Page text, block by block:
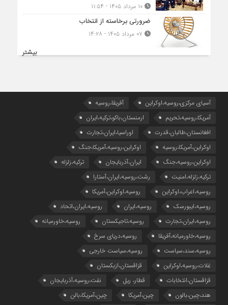
۱۰ مرداد ۱۴۰۵ - ۱۱:۵۴
ضرورتی برخاسته از انتخاب
بیشتر
آسیای مرکزی،روسیه،اوکراین
آفریقا،روسیه
آمریکا،روسیه،تحریم
ارمنستان،باکو،ترکیه،ایران
افغانستان،طالبان،قدرت
اوراسیا،ایران،تجارت
اوکراین،آمریکا،روسیه
اوکراین،روسیه،آمریکا،جنگ
اوکراین،روسیه،جنگ
ایران،آذربایجان
ترکیه،زلزله
ترکیه،زلزله،امنیت
رشت،روسیه،ایران،آستارا
روسیه،اعراب،اوکراین
روسیه،اوکراین،آمریکا
روسیه،ایبورسک
روسیه،ایران
روسیه،ایران،اتحاد
روسیه،ایران،تجارت
روسیه،تاجیکستان
روسیه،خاورمیانه
روسیه،خاورمیانه،آفریقا
روسیه،دریای سرخ
روسیه،سند،سیاست
روسیه،سیاست خارجی
غلات،روسیه،اوکراین
قزاقستان،ازبکستان
قزاقستان،انتخابات
قطار، ریل
نفت،روسیه،آذربایجان
هند،چین،بالون
چین،آمریکا
چین،آمریکا،بالن